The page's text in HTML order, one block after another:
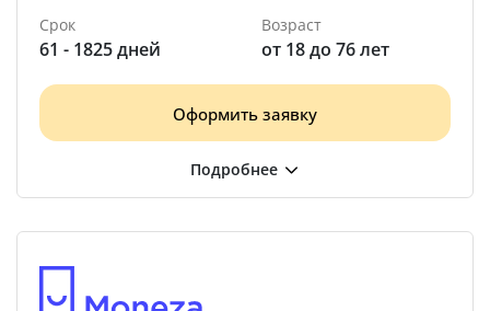
Срок
61 - 1825 дней
Возраст
от 18 до 76 лет
Оформить заявку